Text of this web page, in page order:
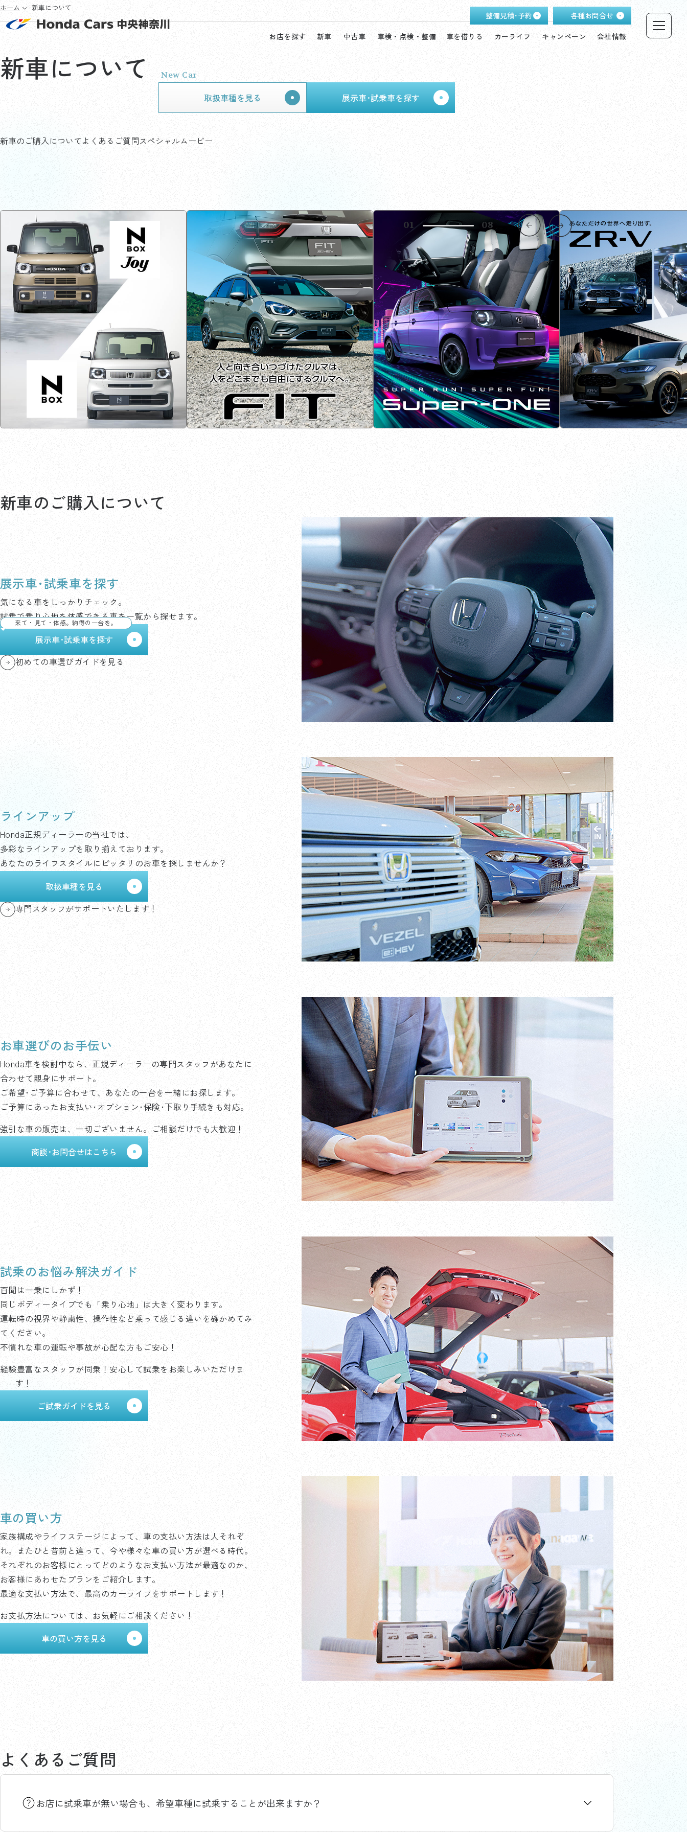
お店を探す 新車 中古車 車検・点検・整備 車を借りる カーライフ キャンペーン 会社情報
整備見積･予約 各種お問合せ
ホーム 新車について
新車について New Car
取扱車種を見る 展示車･試乗車を探す
新車のご購入について よくあるご質問スペシャルムービー
02 08
新車のご購入について
展示車･試乗車を探す
気になる車をしっかりチェック。
試乗で乗り心地を体感できる車を一覧から探せます。
来て・見て・体感。納得の一台を。
展示車･試乗車を探す
初めての車選びガイドを見る
ラインアップ
Honda正規ディーラーの当社では、
多彩なラインアップを取り揃えております。
あなたのライフスタイルにピッタリのお車を探しませんか？
取扱車種を見る
専門スタッフがサポートいたします！
お車選びのお手伝い
Honda車を検討中なら、正規ディーラーの専門スタッフがあなたに
合わせて親身にサポート。
ご希望･ご予算に合わせて、あなたの一台を一緒にお探します。
ご予算にあったお支払い･オプション･保険･下取り手続きも対応。
強引な車の販売は、一切ございません。ご相談だけでも大歓迎！
商談･お問合せはこちら
試乗のお悩み解決ガイド
百聞は一乗にしかず！
同じボディータイプでも「乗り心地」は大きく変わります。
運転時の視界や静粛性、操作性など乗って感じる違いを確かめてみ
てください。
不慣れな車の運転や事故が心配な方もご安心！
経験豊富なスタッフが同乗！安心して試乗をお楽しみいただけま
す！
ご試乗ガイドを見る
車の買い方
家族構成やライフステージによって、車の支払い方法は人それぞ
れ。またひと昔前と違って、今や様々な車の買い方が選べる時代。
それぞれのお客様にとってどのようなお支払い方法が最適なのか、
お客様にあわせたプランをご紹介します。
最適な支払い方法で、最高のカーライフをサポートします！
お支払方法については、お気軽にご相談ください！
車の買い方を見る
よくあるご質問
お店に試乗車が無い場合も、希望車種に試乗することが出来ますか？